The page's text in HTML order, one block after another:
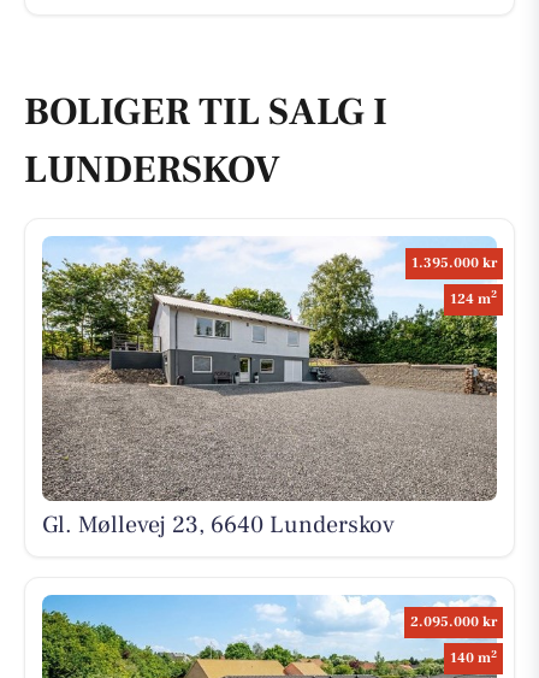
BOLIGER TIL SALG I
LUNDERSKOV
1.395.000 kr
124 m2
Gl. Møllevej 23, 6640 Lunderskov
2.095.000 kr
140 m2